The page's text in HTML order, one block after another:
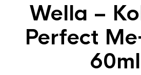
Wella –
Perfect
60ml